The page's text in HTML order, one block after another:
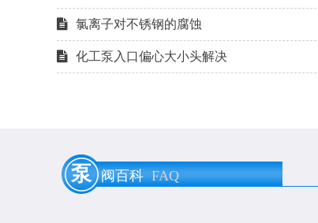
氯离子对不锈钢的腐蚀
化工泵入口偏心大小头解决
泵 阀百科 FAQ
耐酸碱泵耐硫酸腐蚀材料的选用